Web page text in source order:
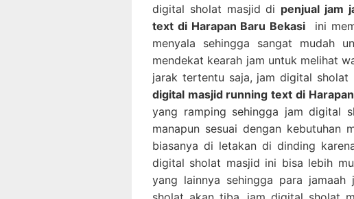
digital sholat masjid di penjual jam
text di Harapan Baru Bekasi ini
menyala sehingga sangat mudah
mendekat kearah jam untuk melihat
jarak tertentu saja, jam digital sholat
digital masjid running text di
yang ramping sehingga jam digital
manapun sesuai dengan
biasanya di letakan di dinding
digital sholat masjid ini bisa lebih
yang lainnya sehingga para